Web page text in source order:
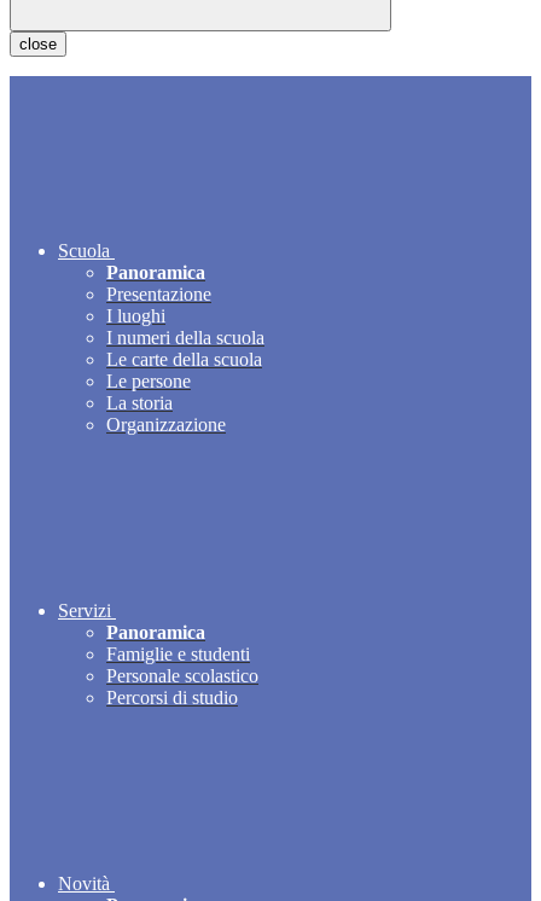
close
Scuola
Panoramica
Presentazione
I luoghi
I numeri della scuola
Le carte della scuola
Le persone
La storia
Organizzazione
Servizi
Panoramica
Famiglie e studenti
Personale scolastico
Percorsi di studio
Novità